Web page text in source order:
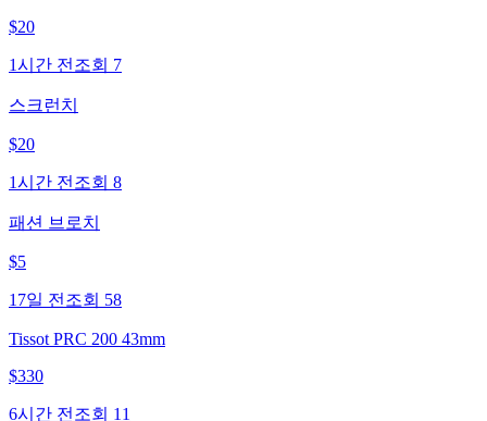
$20
1시간 전 조회 7
스크런치
$20
1시간 전 조회 8
패션 브로치
$5
17일 전 조회 58
Tissot PRC 200 43mm
$330
6시간 전 조회 11